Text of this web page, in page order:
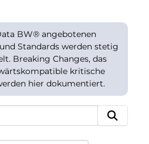
BW® angebotenen
Standards werden stetig
Breaking Changes, das
kritische
hier dokumentiert.